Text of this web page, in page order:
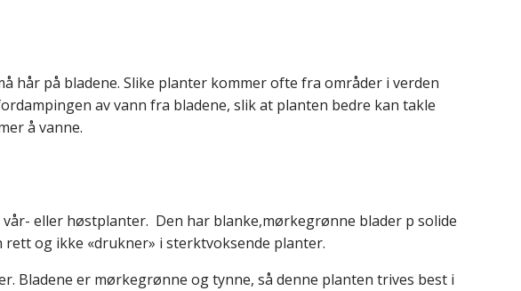
hår på bladene. Slike planter kommer ofte fra områder i verden
av vann fra bladene, slik at planten bedre kan takle
å vanne.
eller høstplanter. Den har blanke,mørkegrønne blader p solide
og ikke «drukner» i sterktvoksende planter.
Bladene er mørkegrønne og tynne, så denne planten trives best i